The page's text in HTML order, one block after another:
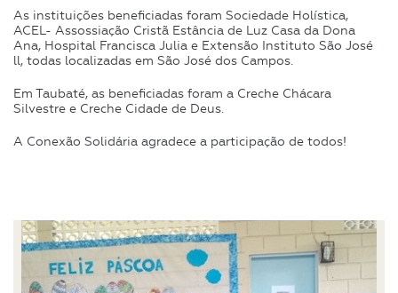
As instituições beneficiadas foram Sociedade Holística,
ACEL- Assossiação Cristã Estância de Luz Casa da Dona
Ana, Hospital Francisca Julia e Extensão Instituto São José
ll, todas localizadas em São José dos Campos.
Em Taubaté, as beneficiadas foram a Creche Chácara
Silvestre e Creche Cidade de Deus.
A Conexão Solidária agradece a participação de todos!